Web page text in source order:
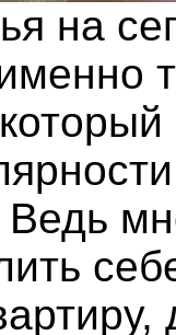
на